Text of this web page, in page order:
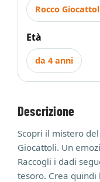
Rocco
Età
da 4 anni
Descrizione
Scopri il mistero
Giocattoli. Un
Raccogli i dadi
tesoro. Crea